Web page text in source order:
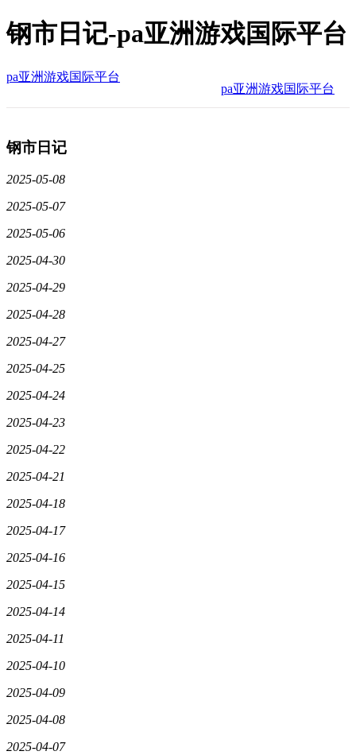
钢市日记-pa亚洲游戏国际平台
pa亚洲游戏国际平台
pa亚洲游戏国际平台
钢市日记
2025-05-08
2025-05-07
2025-05-06
2025-04-30
2025-04-29
2025-04-28
2025-04-27
2025-04-25
2025-04-24
2025-04-23
2025-04-22
2025-04-21
2025-04-18
2025-04-17
2025-04-16
2025-04-15
2025-04-14
2025-04-11
2025-04-10
2025-04-09
2025-04-08
2025-04-07